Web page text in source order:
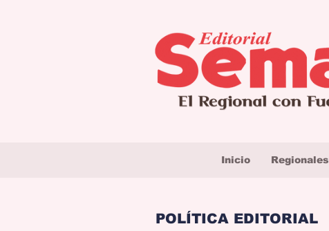
Inicio Regionales
POLÍTICA EDITORIAL